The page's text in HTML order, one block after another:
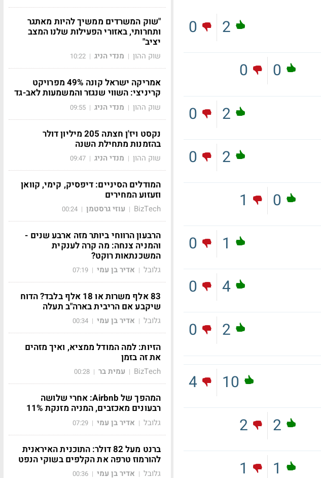
2
0
0
0
2
0
2
0
0
1
1
0
4
0
2
0
10
4
2
2
1
1
"שוק המשרדים ממשיך להיות מאתגר
ותחרותי, באזורי הפעילות שלנו המצב
יציב"
שוק ההון | מנדי הניג |
10:22
אמריקה ישראל קונה 49% מפרויקט
קריניצי: השווי שנגזר והמשמעות לאב-גד
שוק ההון | מנדי הניג |
09:55
נקסט ויז'ן חצתה 205 מיליון דולר
בהזמנות מתחילת השנה
שוק ההון | מנדי הניג |
09:47
המודלים הסיניים: דיפסיק, קימי, קוואן
וזעזוע המחירים
BizTech
| עוזי גרסטמן |
00:24
הרבעון הרווחי ביותר מזה ארבע שנים -
והמניה צנחה: מה קרה לענקית
המשכנתאות רוקט?
גלובל | אדיר בן עמי |
07:19
83 אלף משרות או 18 אלף בלבד? הדוח
שיקבע אם הריבית בארה"ב תעלה
גלובל | אדיר בן עמי |
00:34
הזיות: למה המודל ממציא, ואיך מזהים
את זה בזמן
BizTech
| עמית בר |
00:28
המהפך של Airbnb: אחרי שלושה
רבעונים מאכזבים, המניה מזנקת 11%
גלובל | אדיר בן עמי |
07:29
ברנט מעל 82 דולר: התוכנית האיראנית
להורמוז טרפה את הקלפים בשוקי הנפט
גלובל | אדיר בן עמי |
00:36